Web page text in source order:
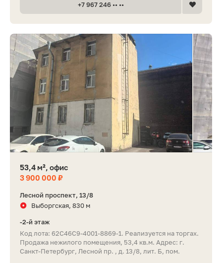
+7 967 246 •• ••
53,4 м², офис
3 900 000 ₽
Лесной проспект, 13/8
Выборгская, 830 м
-2-й этаж
Код лота: 62C46C9-4001-8869-1. Реализуется на торгах.
Продажа нежилого помещения, 53,4 кв.м. Адрес: г.
Санкт-Петербург, Лесной пр. , д. 13/8, лит. Б, пом.